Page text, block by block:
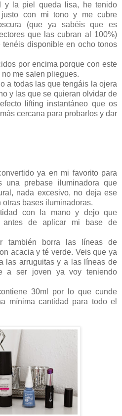
y la piel queda lisa, he tenido
con mi tono y me cubre
(que ya sabéis que es
que las cubran al 100%)
disponible en ocho tonos
por encima porque con este
me salen pliegues.
a todas las que tengáis la ojera
y las que se quieran olvidar de
lifting instantáneo que os
cercana para probarlos y dar
ya en mi favorito para
prebase iluminadora que
nada excesivo, no deja ese
otras bases iluminadoras.
con la mano y dejo que
de aplicar mi base de
también borra las líneas de
acacia y té verde. Veis que ya
las arruguitas y a las líneas de
a ser joven ya voy teniendo
30ml por lo que cunde
mínima cantidad para todo el